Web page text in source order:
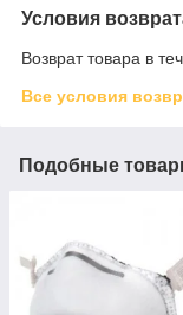
Условия
Возврат товара в
Все условия
Подобные